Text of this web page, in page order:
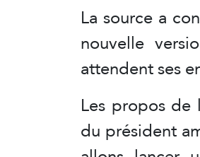
La source a
nouvelle
attendent ses
Les propos de
du président